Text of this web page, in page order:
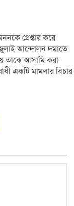
গ্রেপ্তার করে
আন্দোলন দমাতে
তাকে আসামি করা
একটি মামলার বিচার